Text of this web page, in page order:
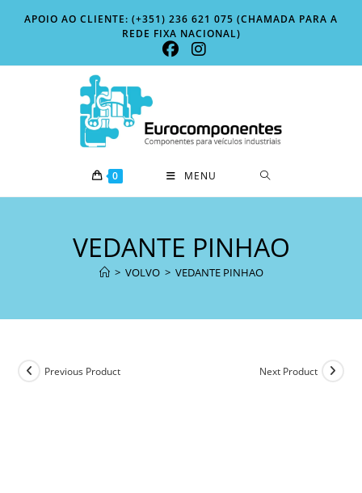
APOIO AO CLIENTE: (+351) 236 621 075 (CHAMADA PARA A
REDE FIXA NACIONAL)
0 MENU
VEDANTE PINHAO
> VOLVO > VEDANTE PINHAO
Previous Product Next Product